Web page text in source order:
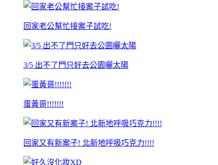
回家老公幫忙接案子試吃!
3/5 出不了門只好去公園曬太陽
蛋黃哥!!!!!!!
回家又有新案子! 北新地呼吸巧克力!!!!